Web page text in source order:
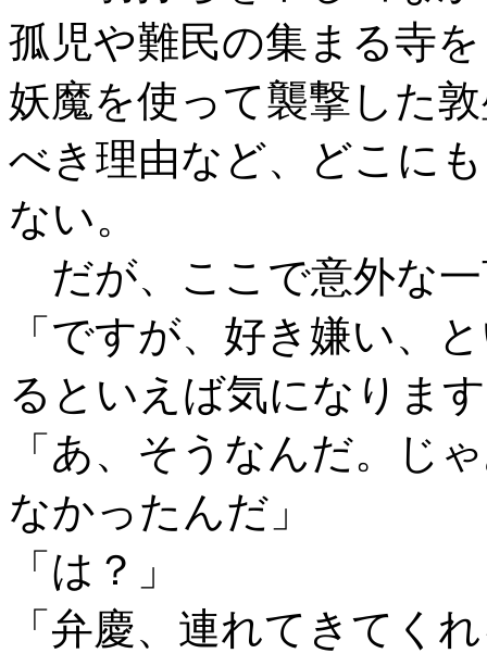
孤児や難民の集まる寺を
妖魔を使って襲撃した
べき理由など、どこにも
ない。
だが、ここで意外な
「ですが、好き嫌い、
るといえば気になりま
「あ、そうなんだ。じ
なかったんだ」
「は？」
「弁慶、連れてきてく